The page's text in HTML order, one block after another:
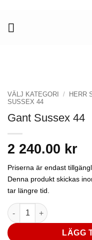
content
VÄLJ KATEGORI / HERR
SUSSEX 44
Gant Sussex 44
2 240.00 kr
Priserna är endast
Denna produkt skickas
tar längre tid.
Gant Sussex 44 mängd
LÄGG